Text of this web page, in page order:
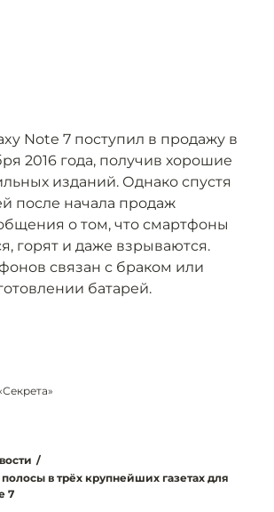
Note 7 поступил в продажу в
2016 года, получив хорошие
изданий. Однако спустя
после начала продаж
о том, что смартфоны
горят и даже взрываются.
связан с браком или
батарей.
/
в трёх крупнейших газетах для
7